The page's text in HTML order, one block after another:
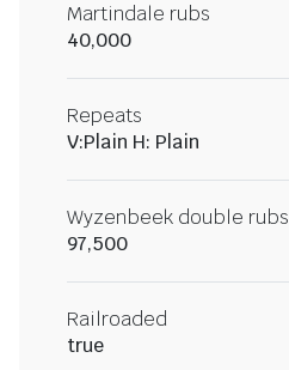
Martindale rubs
40,000
Repeats
V:Plain H: Plain
Wyzenbeek double rubs
97,500
Railroaded
true